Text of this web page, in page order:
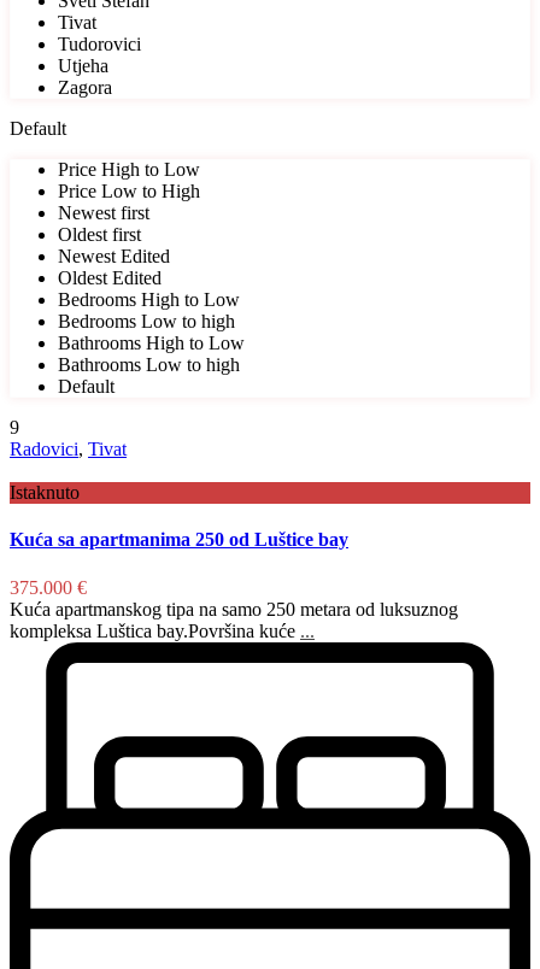
Tivat
Tudorovici
Utjeha
Zagora
Default
Price High to Low
Price Low to High
Newest first
Oldest first
Newest Edited
Oldest Edited
Bedrooms High to Low
Bedrooms Low to high
Bathrooms High to Low
Bathrooms Low to high
Default
9
Radovici, Tivat
Istaknuto
Kuća sa apartmanima 250 od Luštice bay
375.000 €
Kuća apartmanskog tipa na samo 250 metara od luksuznog
kompleksa Luštica bay.Površina kuće ...